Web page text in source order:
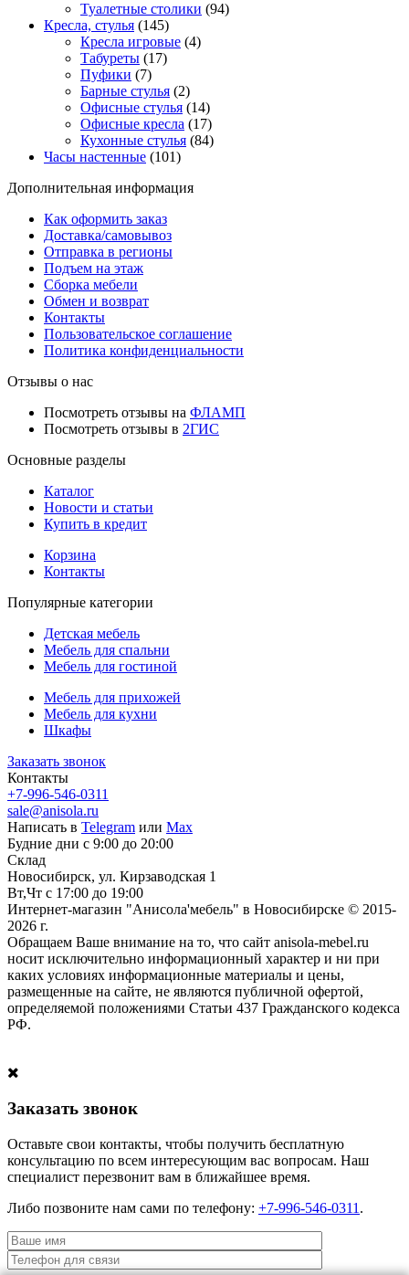
Туалетные столики (94)
Кресла, стулья (145)
Кресла игровые (4)
Табуреты (17)
Пуфики (7)
Барные стулья (2)
Офисные стулья (14)
Офисные кресла (17)
Кухонные стулья (84)
Часы настенные (101)
Дополнительная информация
Как оформить заказ
Доставка/самовывоз
Отправка в регионы
Подъем на этаж
Сборка мебели
Обмен и возврат
Контакты
Пользовательское соглашение
Политика конфиденциальности
Отзывы о нас
Посмотреть отзывы на ФЛАМП
Посмотреть отзывы в 2ГИС
Основные разделы
Каталог
Новости и статьи
Купить в кредит
Корзина
Контакты
Популярные категории
Детская мебель
Мебель для спальни
Мебель для гостиной
Мебель для прихожей
Мебель для кухни
Шкафы
Заказать звонок
Контакты
+7-996-546-0311
sale@anisola.ru
Написать в Telegram или Max
Будние дни с 9:00 до 20:00
Склад
Новосибирск, ул. Кирзаводская 1
Вт,Чт с 17:00 до 19:00
Интернет-магазин "Анисола'мебель" в Новосибирске © 2015-
2026 г.
Обращаем Ваше внимание на то, что сайт anisola-mebel.ru
носит исключительно информационный характер и ни при
каких условиях информационные материалы и цены,
размещенные на сайте, не являются публичной офертой,
определяемой положениями Статьи 437 Гражданского кодекса
РФ.
Заказать звонок
Оставьте свои контакты, чтобы получить бесплатную
консультацию по всем интересующим вас вопросам. Наш
специалист перезвонит вам в ближайшее время.
Либо позвоните нам сами по телефону: +7-996-546-0311 .